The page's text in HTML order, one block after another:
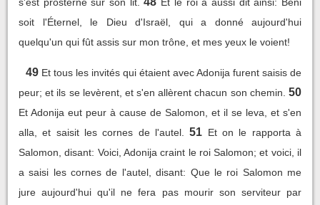
soit l'Éternel, le Dieu d'Israël, qui a donné aujourd'hui
quelqu'un qui fût assis sur mon trône, et mes yeux le voient!
49 Et tous les invités qui étaient avec Adonija furent saisis de
peur; et ils se levèrent, et s'en allèrent chacun son chemin. 50
Et Adonija eut peur à cause de Salomon, et il se leva, et s'en
alla, et saisit les cornes de l'autel.
51 Et on le rapporta à
Salomon, disant: Voici, Adonija craint le roi Salomon; et voici, il
a saisi les cornes de l'autel, disant: Que le roi Salomon me
jure aujourd'hui qu'il ne fera pas mourir son serviteur par